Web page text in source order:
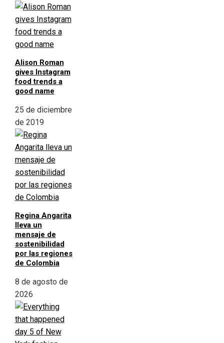
Alison Roman
gives Instagram
food trends a
good name
25 de diciembre
de 2019
Regina Angarita
lleva un
mensaje de
sostenibilidad
por las regiones
de Colombia
8 de agosto de
2026